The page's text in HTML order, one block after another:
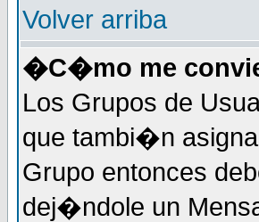
Volver arriba
�C�mo me
Los Grupos de
que tambi�n
Grupo entonces
dej�ndole un